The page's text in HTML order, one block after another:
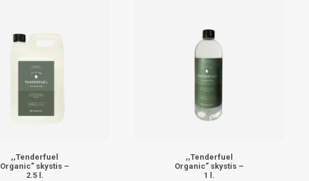
,,Tenderfuel
Organic” skystis –
2.5 l.
,,Tenderfuel
Organic” skystis –
1 l.